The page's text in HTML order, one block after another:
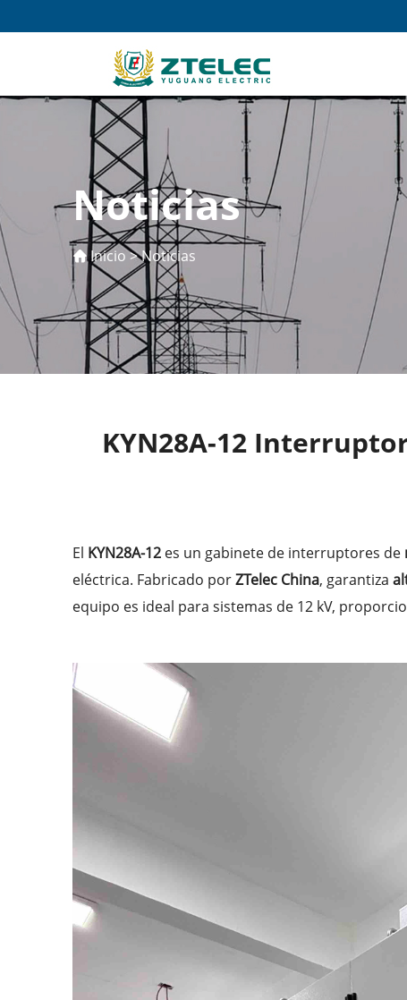
Noticias
Inicio>Noticias
KYN28A-12
El KYN28A-12es un gabinete de interruptores de
eléctrica. Fabricado porZTelec China, garantiza
equipo es ideal para sistemas de 12 kV,